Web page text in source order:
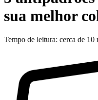
sua melhor
Tempo de leitura: cerca de 10